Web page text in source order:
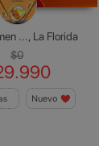
..., La Florida
$0
Nuevo